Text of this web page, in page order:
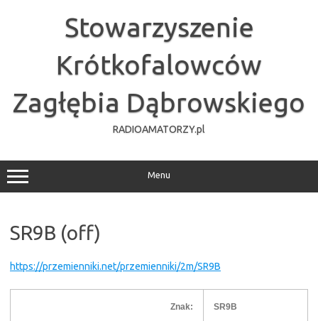
Stowarzyszenie
Krótkofalowców
Zagłębia Dąbrowskiego
RADIOAMATORZY.pl
Menu
SR9B (off)
https://przemienniki.net/przemienniki/2m/SR9B
Znak: SR9B